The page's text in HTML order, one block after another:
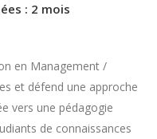
: 2 mois
en Management /
et défend une approche
vers une pédagogie
de connaissances